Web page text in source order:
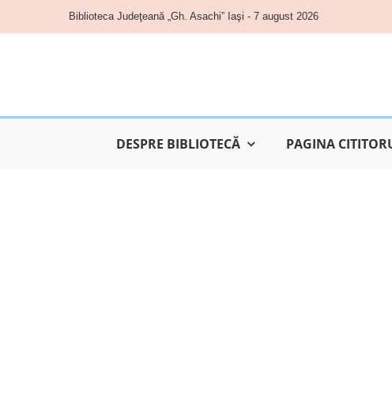
content
Biblioteca Judeţeană „Gh. Asachi” Iaşi - 7 august 2026
DESPRE BIBLIOTECĂ PAGINA